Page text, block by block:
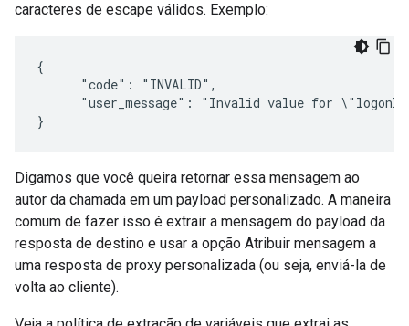
caracteres de escape válidos. Exemplo:
{
      "code": "INVALID",
"user_message": "Invalid value for
}
Digamos que você queira retornar essa mensagem ao
autor da chamada em um payload personalizado. A maneira
comum de fazer isso é extrair a mensagem do payload da
resposta de destino e usar a opção Atribuir mensagem a
uma resposta de proxy personalizada (ou seja, enviá-la de
volta ao cliente).